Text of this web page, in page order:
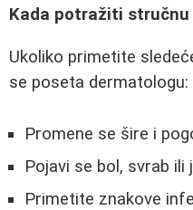
Kada potražiti stručnu
Ukoliko primetite
se poseta dermatologu:
Promene se šire i
Pojavi se bol, svrab ili
Primetite znakove